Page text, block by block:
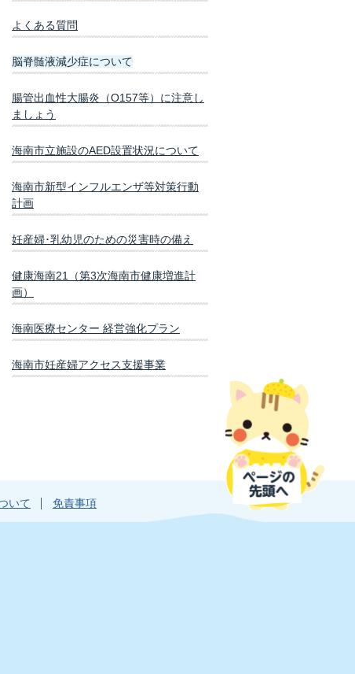
よくある質問
脳脊髄液減少症について
腸管出血性大腸炎（O157等）に注意し
ましょう
海南市立施設のAED設置状況について
海南市新型インフルエンザ等対策行動
計画
妊産婦･乳幼児のための災害時の備え
健康海南21（第3次海南市健康増進計
画）
海南医療センター 経営強化プラン
海南市妊産婦アクセス支援事業
いて 免責事項